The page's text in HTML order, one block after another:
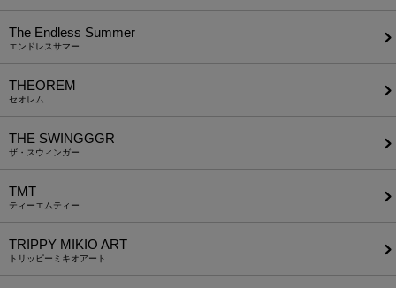
The Endless Summer
エンドレスサマー
THEOREM
セオレム
THE SWINGGGR
ザ・スウィンガー
TMT
ティーエムティー
TRIPPY MIKIO ART
トリッピーミキオアート